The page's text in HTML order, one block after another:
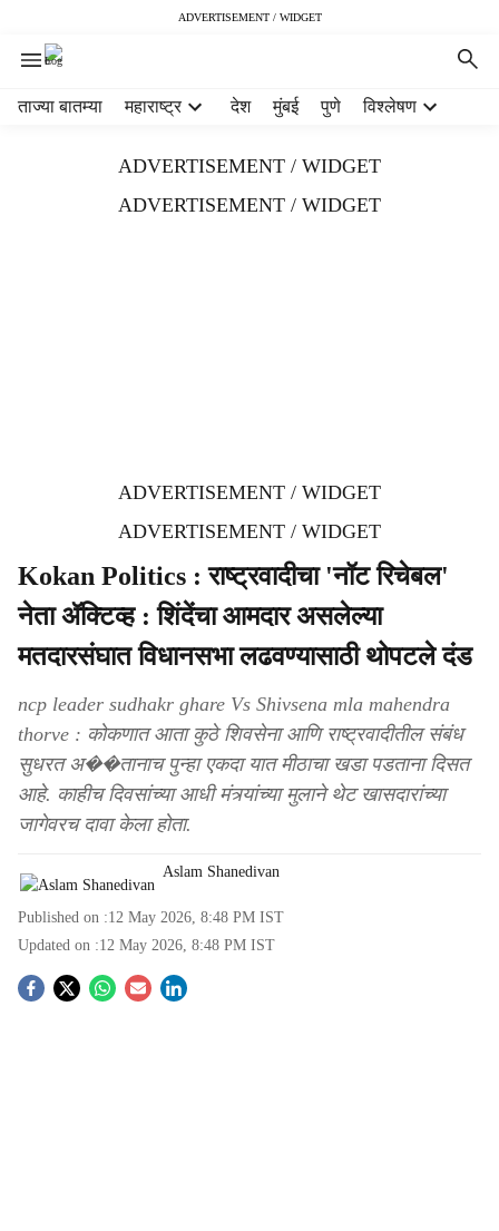
ADVERTISEMENT / WIDGET
ताज्या बातम्या महाराष्ट्र देश मुंबई पुणे विश्लेषण
ADVERTISEMENT / WIDGET
ADVERTISEMENT / WIDGET
ADVERTISEMENT / WIDGET
ADVERTISEMENT / WIDGET
Kokan Politics : राष्ट्रवादीचा 'नॉट रिचेबल'
नेता ॲक्टिव्ह : शिंदेंचा आमदार असलेल्या
मतदारसंघात विधानसभा लढवण्यासाठी थोपटले दंड
ncp leader sudhakr ghare Vs Shivsena mla mahendra
thorve : कोकणात आता कुठे शिवसेना आणि राष्ट्रवादीतील संबंध
सुधरत अ��तानाच पुन्हा एकदा यात मीठाचा खडा पडताना दिसत
आहे. काहीच दिवसांच्या आधी मंत्र्यांच्या मुलाने थेट खासदारांच्या
जागेवरच दावा केला होता.
Aslam Shanedivan
Published on :12 May 2026, 8:48 PM IST
Updated on :12 May 2026, 8:48 PM IST
S